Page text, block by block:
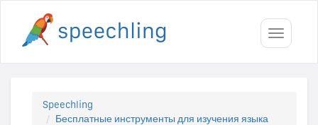
Toggle
Speechling
Бесплатные инструменты для изучения языка